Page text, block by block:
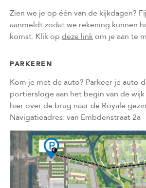
Zien we je op één van de kijkdagen?
aanmeldt zodat we rekening kunnen
komst. Klik op deze linkom je aan te
PARKEREN
Kom je met de auto? Parkeer je auto
portiersloge aan het begin van de
hier over de brug naar de Royale
Navigatieadres: van Embdenstraat 2a